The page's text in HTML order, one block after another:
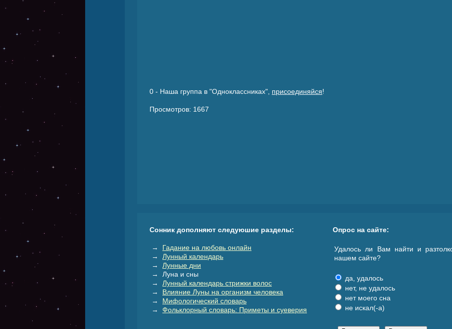
0 - Наша группа в "Одноклассниках", присоединяйся!
Просмотров: 1667
Сонник дополняют следуюшие разделы:
→ Гадание на любовь онлайн
→ Лунный календарь
→ Лунные дни
→ Луна и сны
→ Лунный календарь стрижки волос
→ Влияние Луны на организм человека
→ Мифологический словарь
→ Фольклорный словарь: Приметы и суеверия
Опрос на сайте:
Удалось ли Вам найти и
нашем сайте?
да, удалось
нет, не удалось
нет моего сна
не искал(-а)